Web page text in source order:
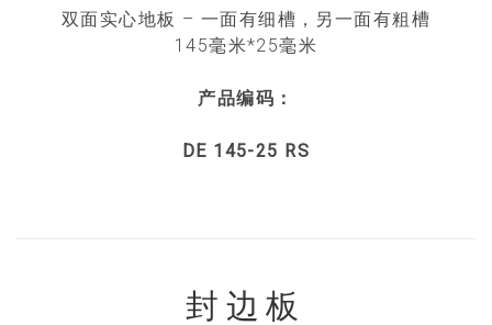
双面实心地板 – 一面有细槽，另一面有粗槽
145毫米*25毫米
产品编码：
DE 145-25 RS
封边板